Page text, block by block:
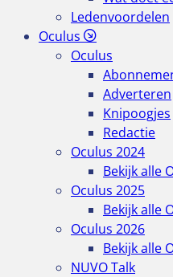
Ledenvoordelen
Oculus
Oculus
Adverteren
Knipoogjes
Redactie
Oculus 2024
Bekijk alle
Oculus 2025
Bekijk alle
Oculus 2026
Bekijk alle
NUVO Talk